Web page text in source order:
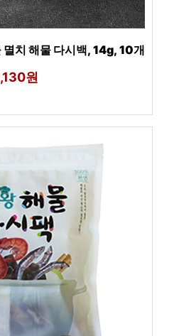
치 해물 다시백, 14g, 10개
원